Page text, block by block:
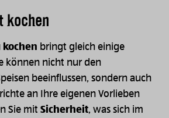
kochen
kochen bringt gleich einige
können nicht nur den
beeinflussen, sondern auch
an Ihre eigenen Vorlieben
Sie mit Sicherheit, was sich im